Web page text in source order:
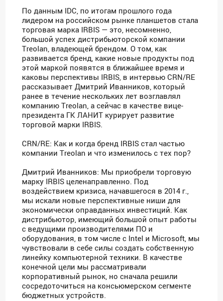
По данным IDC, по итогам прошлого года
лидером на российском рынке планшетов стала
торговая марка IRBIS — это, несомненно,
большой успех дистрибьюторской компании
Treolan, владеющей брендом. О том, как
развивается бренд, какие новые продукты под
этой маркой появятся в ближайшее время и
каковы перспективы IRBIS, в интервью CRN/RE
рассказывает Дмитрий Иванников, который
ранее в течение нескольких лет возглавлял
компанию Treolan, а сейчас в качестве вице-
президента ГК ЛАНИТ курирует развитие
торговой марки IRBIS.
CRN/RE: Как и когда бренд IRBIS стал частью
компании Treolan и что изменилось с тех пор?
Дмитрий Иванников: Мы приобрели торговую
марку IRBIS целенаправленно. Под
воздействием кризиса, начавшегося в 2014 г.,
мы искали новые перспективные ниши для
экономически оправданных инвестиций. Как
дистрибьютор, имеющий большой опыт работы
с ведущими производителями ПО и
оборудования, в том числе с Intel и Microsoft, мы
чувствовали в себе силы создать собственную
линейку компьютерной техники. В качестве
конечной цели мы рассматривали
корпоративный рынок, но сначала решили
сосредоточиться на консьюмерском сегменте
бюджетных устройств.